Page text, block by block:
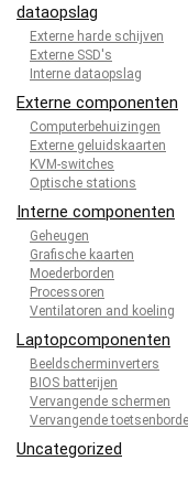
dataopslag
Externe harde schijven
Externe SSD's
Interne dataopslag
Externe componenten
Computerbehuizingen
Externe geluidskaarten
KVM-switches
Optische stations
Interne componenten
Geheugen
Grafische kaarten
Moederborden
Processoren
Ventilatoren and koeling
Laptopcomponenten
Beeldscherminverters
BIOS batterijen
Vervangende schermen
Vervangende
Uncategorized